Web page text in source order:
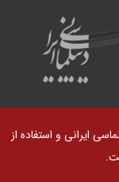
ایرانی و استفاده از